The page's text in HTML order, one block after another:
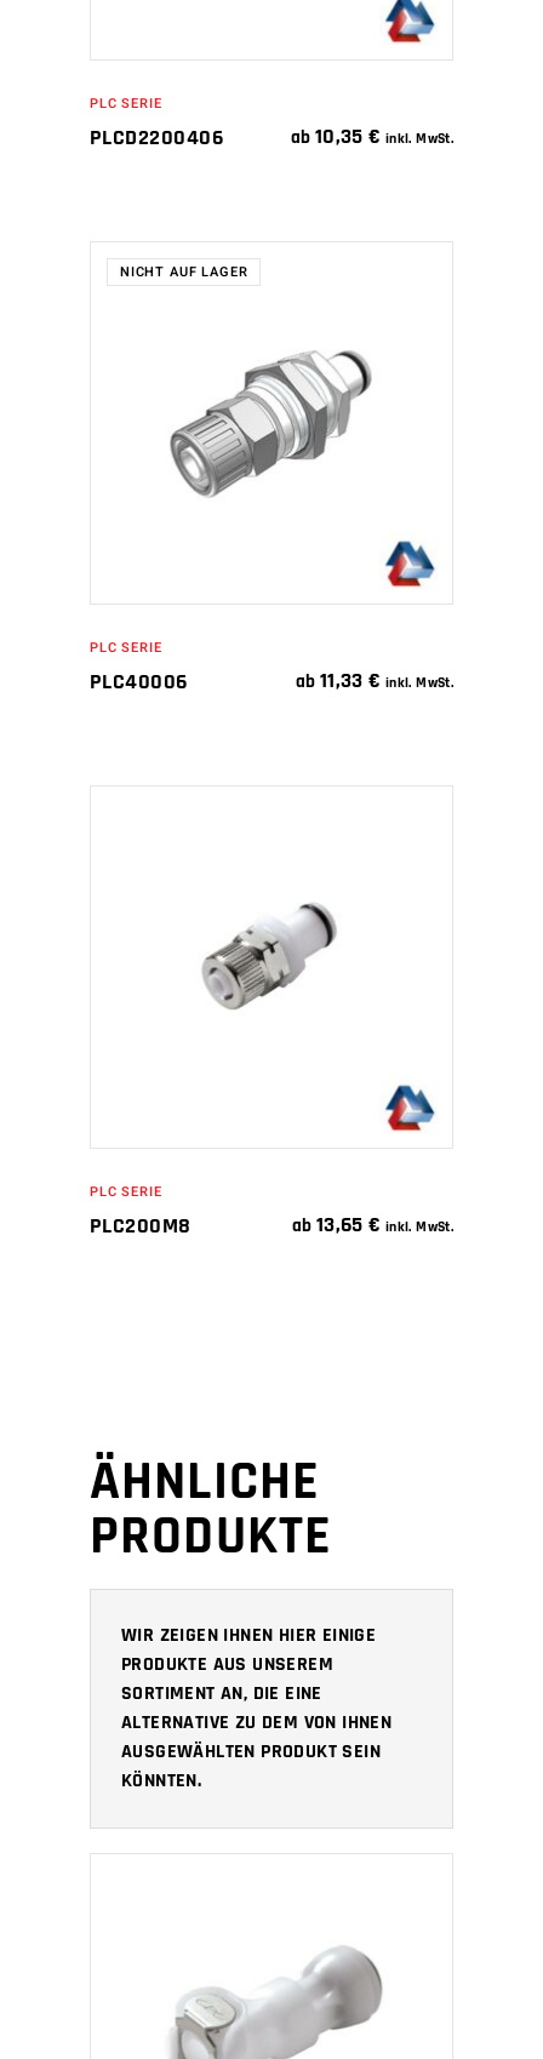
PLC SERIE
PLCD2200406 ab 10,35€ inkl. MwSt.
NICHT AUF LAGER
WEITERLESEN
PLC SERIE
PLC40006 ab 11,33€ inkl. MwSt.
IN DEN WARENKORB
PLC SERIE
PLC200M8 ab 13,65€ inkl. MwSt.
ÄHNLICHE
PRODUKTE
WIR ZEIGEN IHNEN HIER EINIGE
PRODUKTE AUS UNSEREM
SORTIMENT AN, DIE EINE
ALTERNATIVE ZU DEM VON IHNEN
AUSGEWÄHLTEN PRODUKT SEIN
KÖNNTEN.
IN DEN WARENKORB